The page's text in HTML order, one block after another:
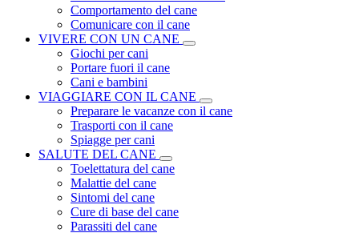
Comportamento del cane
Comunicare con il cane
VIVERE CON UN CANE
Giochi per cani
Portare fuori il cane
Cani e bambini
VIAGGIARE CON IL CANE
Preparare le vacanze con il cane
Trasporti con il cane
Spiagge per cani
SALUTE DEL CANE
Toelettatura del cane
Malattie del cane
Sintomi del cane
Cure di base del cane
Parassiti del cane